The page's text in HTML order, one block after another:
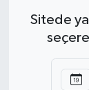
Sitede
Tüm
Son